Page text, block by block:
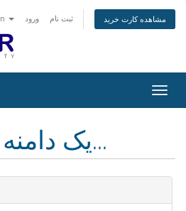
ورود ثبت نام مشاهده کارت خرید
تغییر
یک دامنه انتخاب کنید...